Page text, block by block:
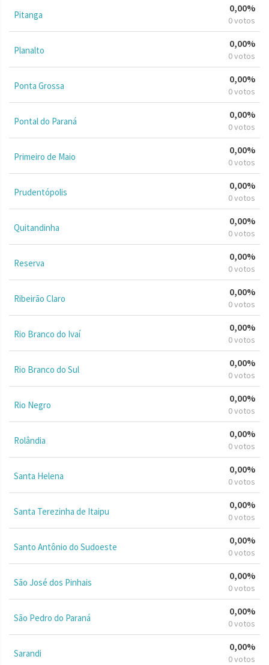
Pitanga
0,00%
0 votos
Planalto
0,00%
0 votos
Ponta Grossa
0,00%
0 votos
Pontal do Paraná
0,00%
0 votos
Primeiro de Maio
0,00%
0 votos
Prudentópolis
0,00%
0 votos
Quitandinha
0,00%
0 votos
Reserva
0,00%
0 votos
Ribeirão Claro
0,00%
0 votos
Rio Branco do Ivaí
0,00%
0 votos
Rio Branco do Sul
0,00%
0 votos
Rio Negro
0,00%
0 votos
Rolândia
0,00%
0 votos
Santa Helena
0,00%
0 votos
Santa Terezinha de Itaipu
0,00%
0 votos
Santo Antônio do Sudoeste
0,00%
0 votos
São José dos Pinhais
0,00%
0 votos
São Pedro do Paraná
0,00%
0 votos
Sarandi
0,00%
0 votos